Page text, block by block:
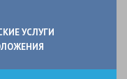
УСЛУГИ